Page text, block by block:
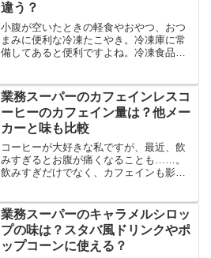
違う？
小腹が空いたときの軽食やおやつ、おつ
まみに便利な冷凍たこやき。冷凍庫に常
備してあると便利ですよね。冷凍食品が
個入りと50個入りの2種類がありますが、
大容量だけに「食べ...
業務スーパーのカフェインレスコ
ーヒーのカフェイン量は？他メー
カーと味も比較
コーヒーが大好きな私ですが、最近、飲
みすぎるとお腹が痛くなることも……。
飲みすぎだけでなく、カフェインも影響
ょっと高いイメージのカフェインレスコ
ーヒーですが、業務スーパ...
業務スーパーのキャラメルシロッ
プの味は？スタバ風ドリンクやポ
ップコーンに使える？